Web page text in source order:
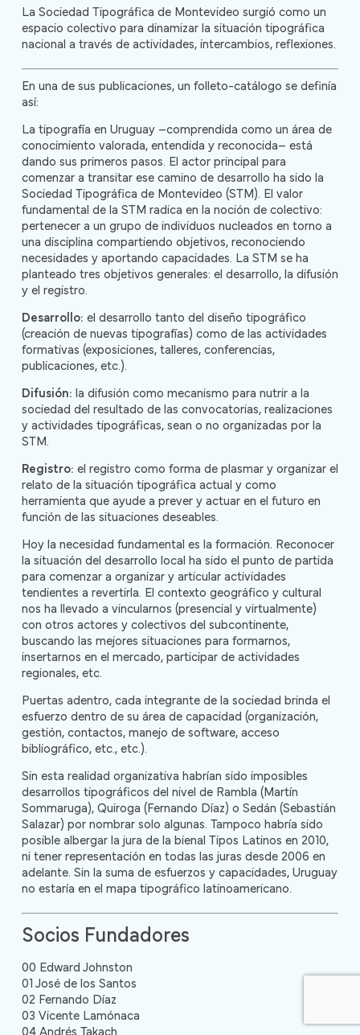
La Sociedad Tipográfica de Montevideo surgió como un
espacio colectivo para dinamizar la situación tipográfica
nacional a través de actividades, intercambios, reflexiones.
En una de sus publicaciones, un folleto-catálogo se definía
así:
La tipografía en Uruguay –comprendida como un área de
conocimiento valorada, entendida y reconocida– está
dando sus primeros pasos. El actor principal para
comenzar a transitar ese camino de desarrollo ha sido la
Sociedad Tipográfica de Montevideo (STM). El valor
fundamental de la STM radica en la noción de colectivo:
pertenecer a un grupo de individuos nucleados en torno a
una disciplina compartiendo objetivos, reconociendo
necesidades y aportando capacidades. La STM se ha
planteado tres objetivos generales: el desarrollo, la difusión
y el registro.
Desarrollo: el desarrollo tanto del diseño tipográfico
(creación de nuevas tipografías) como de las actividades
formativas (exposiciones, talleres, conferencias,
publicaciones, etc.).
Difusión: la difusión como mecanismo para nutrir a la
sociedad del resultado de las convocatorias, realizaciones
y actividades tipográficas, sean o no organizadas por la
STM.
Registro: el registro como forma de plasmar y organizar el
relato de la situación tipográfica actual y como
herramienta que ayude a prever y actuar en el futuro en
función de las situaciones deseables.
Hoy la necesidad fundamental es la formación. Reconocer
la situación del desarrollo local ha sido el punto de partida
para comenzar a organizar y articular actividades
tendientes a revertirla. El contexto geográfico y cultural
nos ha llevado a vincularnos (presencial y virtualmente)
con otros actores y colectivos del subcontinente,
buscando las mejores situaciones para formarnos,
insertarnos en el mercado, participar de actividades
regionales, etc.
Puertas adentro, cada integrante de la sociedad brinda el
esfuerzo dentro de su área de capacidad (organización,
gestión, contactos, manejo de software, acceso
bibliográfico, etc., etc.).
Sin esta realidad organizativa habrían sido imposibles
desarrollos tipográficos del nivel de Rambla (Martín
Sommaruga), Quiroga (Fernando Díaz) o Sedán (Sebastián
Salazar) por nombrar solo algunas. Tampoco habría sido
posible albergar la jura de la bienal Tipos Latinos en 2010,
ni tener representación en todas las juras desde 2006 en
adelante. Sin la suma de esfuerzos y capacidades, Uruguay
no estaría en el mapa tipográfico latinoamericano.
Socios Fundadores
00 Edward Johnston
01 José de los Santos
02 Fernando Díaz
03 Vicente Lamónaca
04 Andrés Takach